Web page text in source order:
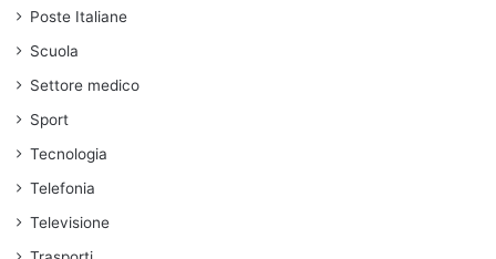
Poste Italiane
Scuola
Settore medico
Sport
Tecnologia
Telefonia
Televisione